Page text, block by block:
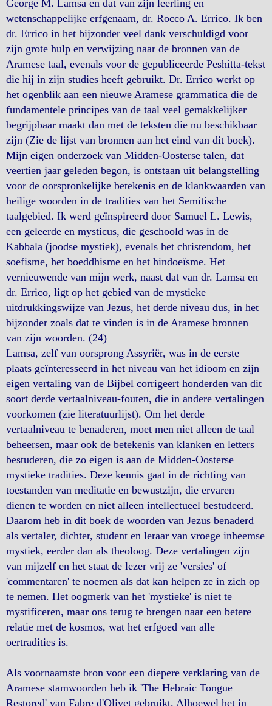
George M. Lamsa en dat van zijn leerling en
wetenschappelijke erfgenaam, dr. Rocco A. Errico. Ik ben
dr. Errico in het bijzonder veel dank verschuldigd voor
zijn grote hulp en verwijzing naar de bronnen van de
Aramese taal, evenals voor de gepubliceerde Peshitta-tekst
die hij in zijn studies heeft gebruikt. Dr. Errico werkt op
het ogenblik aan een nieuwe Aramese grammatica die de
fundamentele principes van de taal veel gemakkelijker
begrijpbaar maakt dan met de teksten die nu beschikbaar
zijn (Zie de lijst van bronnen aan het eind van dit boek).
Mijn eigen onderzoek van Midden-Oosterse talen, dat
veertien jaar geleden begon, is ontstaan uit belangstelling
voor de oorspronkelijke betekenis en de klankwaarden van
heilige woorden in de tradities van het Semitische
taalgebied. Ik werd geïnspireerd door Samuel L. Lewis,
een geleerde en mysticus, die geschoold was in de
Kabbala (joodse mystiek), evenals het christendom, het
soefisme, het boeddhisme en het hindoeïsme. Het
vernieuwende van mijn werk, naast dat van dr. Lamsa en
dr. Errico, ligt op het gebied van de mystieke
uitdrukkingswijze van Jezus, het derde niveau dus, in het
bijzonder zoals dat te vinden is in de Aramese bronnen
van zijn woorden. (24)
Lamsa, zelf van oorsprong Assyriër, was in de eerste
plaats geïnteresseerd in het niveau van het idioom en zijn
eigen vertaling van de Bijbel corrigeert honderden van dit
soort derde vertaalniveau-fouten, die in andere vertalingen
voorkomen (zie literatuurlijst). Om het derde
vertaalniveau te benaderen, moet men niet alleen de taal
beheersen, maar ook de betekenis van klanken en letters
bestuderen, die zo eigen is aan de Midden-Oosterse
mystieke tradities. Deze kennis gaat in de richting van
toestanden van meditatie en bewustzijn, die ervaren
dienen te worden en niet alleen intellectueel bestudeerd.
Daarom heb in dit boek de woorden van Jezus benaderd
als vertaler, dichter, student en leraar van vroege inheemse
mystiek, eerder dan als theoloog. Deze vertalingen zijn
van mijzelf en het staat de lezer vrij ze 'versies' of
'commentaren' te noemen als dat kan helpen ze in zich op
te nemen. Het oogmerk van het 'mystieke' is niet te
mystificeren, maar ons terug te brengen naar een betere
relatie met de kosmos, wat het erfgoed van alle
oertradities is.
Als voornaamste bron voor een diepere verklaring van de
Aramese stamwoorden heb ik 'The Hebraic Tongue
Restored' van Fabre d'Olivet gebruikt. Alhoewel het in